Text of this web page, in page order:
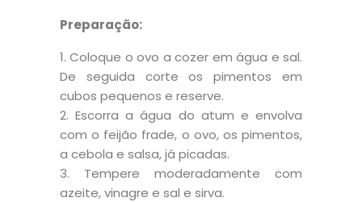
Preparação:
Coloque o ovo a cozer em água e sal.
De seguida corte os pimentos em
cubos pequenos e reserve.
Escorra a água do atum e envolva
com o feijão frade, o ovo, os pimentos,
a cebola e salsa, já picadas.
Tempere moderadamente com
azeite, vinagre e sal e sirva.